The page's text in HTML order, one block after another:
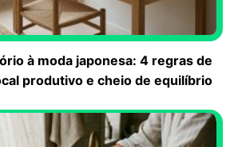
à moda japonesa: 4 regras de
produtivo e cheio de equilíbrio